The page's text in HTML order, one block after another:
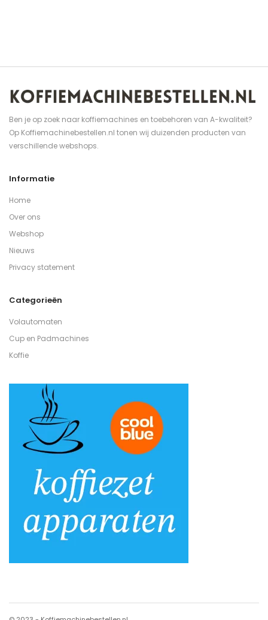
Ben je op zoek naar koffiemachines en toebehoren van A-kwaliteit?
Op Koffiemachinebestellen.nl tonen wij duizenden producten van
verschillende webshops.
Informatie
Home
Over ons
Webshop
Nieuws
Privacy statement
Categorieën
Volautomaten
Cup en Padmachines
Koffie